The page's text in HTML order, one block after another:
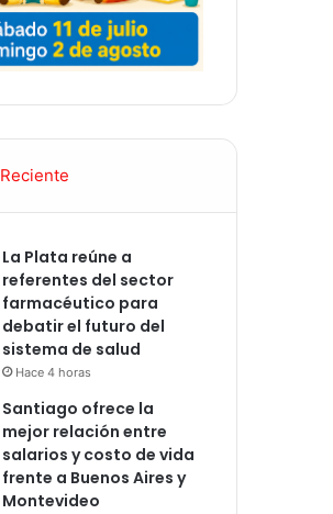
Reciente
La Plata reúne a
referentes del sector
farmacéutico para
debatir el futuro del
sistema de salud
Hace 4 horas
Santiago ofrece la
mejor relación entre
salarios y costo de vida
frente a Buenos Aires y
Montevideo